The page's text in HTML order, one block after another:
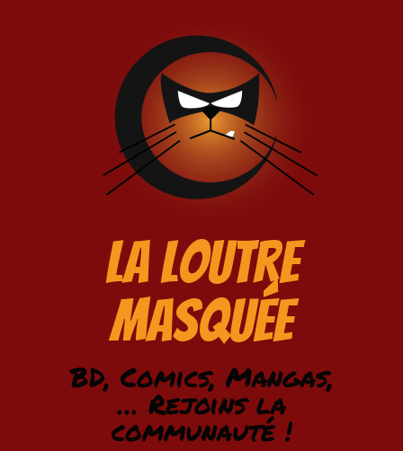
La Loutre
Masquée
BD, Comics, Mangas,
… Rejoins la
communauté !